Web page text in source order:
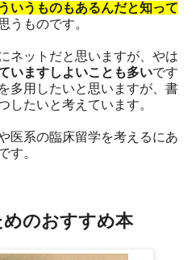
いうものもあるんだと知って
うものです。
ネットだと思いますが、やは
いますしよいことも多いです
多用したいと思いますが、書
したいと考えています。
医系の臨床留学を考えるにあ
す。
のおすすめ本